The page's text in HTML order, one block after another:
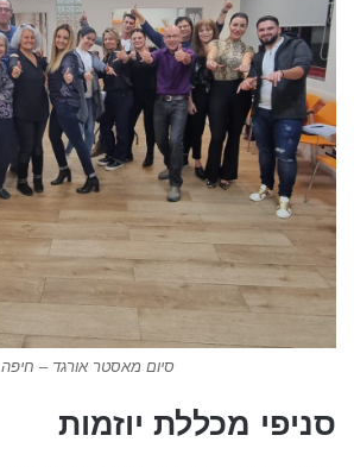
סיום מאסטר אורגד – חיפה
סניפי מכללת יוזמות